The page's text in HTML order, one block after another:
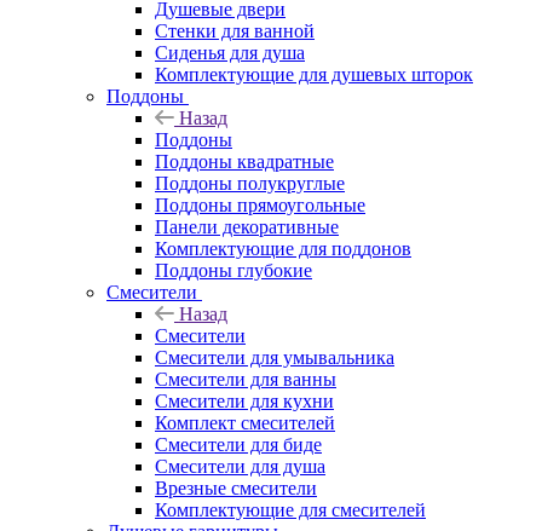
Душевые двери
Стенки для ванной
Сиденья для душа
Комплектующие для душевых шторок
Поддоны
Назад
Поддоны
Поддоны квадратные
Поддоны полукруглые
Поддоны прямоугольные
Панели декоративные
Комплектующие для поддонов
Поддоны глубокие
Смесители
Назад
Смесители
Смесители для умывальника
Смесители для ванны
Смесители для кухни
Комплект смесителей
Смесители для биде
Смесители для душа
Врезные смесители
Комплектующие для смесителей